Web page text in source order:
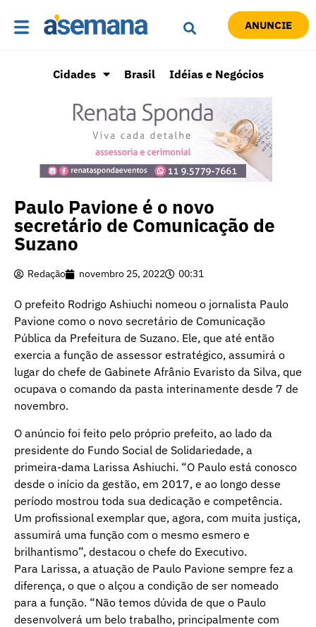
ANUNCIE
Cidades Brasil Idéias e Negócios
Paulo Pavione é o novo
secretário de Comunicação de
Suzano
Redação novembro 25, 2022 00:31
O prefeito Rodrigo Ashiuchi nomeou o jornalista Paulo
Pavione como o novo secretário de Comunicação
Pública da Prefeitura de Suzano. Ele, que até então
exercia a função de assessor estratégico, assumirá o
lugar do chefe de Gabinete Afrânio Evaristo da Silva, que
ocupava o comando da pasta interinamente desde 7 de
novembro.
O anúncio foi feito pelo próprio prefeito, ao lado da
presidente do Fundo Social de Solidariedade, a
primeira-dama Larissa Ashiuchi. “O Paulo está conosco
desde o início da gestão, em 2017, e ao longo desse
período mostrou toda sua dedicação e competência.
Um profissional exemplar que, agora, com muita justiça,
assumirá uma função com o mesmo esmero e
brilhantismo”, destacou o chefe do Executivo.
Para Larissa, a atuação de Paulo Pavione sempre fez a
diferença, o que o alçou a condição de ser nomeado
para a função. “Não temos dúvida de que o Paulo
desenvolverá um belo trabalho, principalmente com